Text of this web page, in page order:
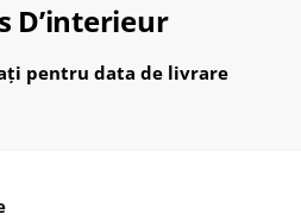
D’interieur
pentru data de livrare